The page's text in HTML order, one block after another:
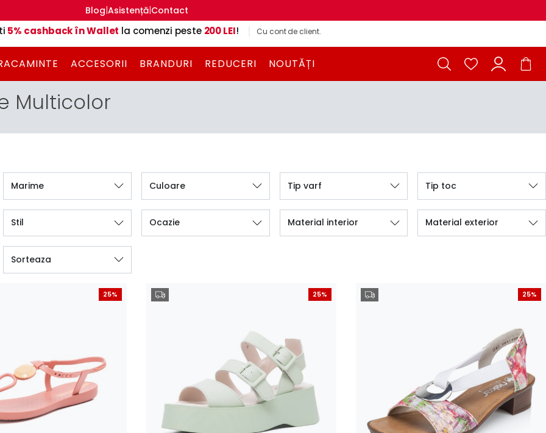
Blog|Asistență|Contact
5% cashback în Wallet la comenzi peste 200 LEI! Cu cont de client.
ACCESORII BRANDURI REDUCERI NOUTĂȚI
Multicolor
Marime Culoare Tip varf Tip toc
Stil Ocazie Material interior Material exterior
Sorteaza
25% 25% 25%